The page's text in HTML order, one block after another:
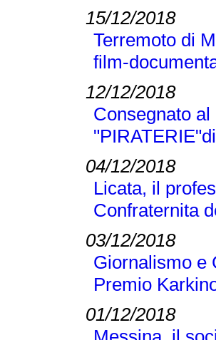
15/12/2018
Terremoto di
film-
12/12/2018
Consegnato
04/12/2018
Licata, il
Confraternita
03/12/2018
Giornalismo e
Premio
01/12/2018